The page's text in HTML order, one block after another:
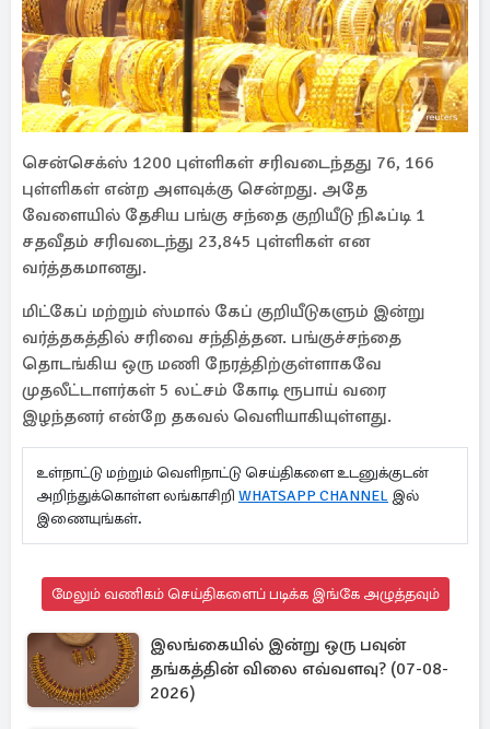
சென்செக்ஸ் 1200 புள்ளிகள் சரிவடைந்தது 76, 166
புள்ளிகள் என்ற அளவுக்கு சென்றது. அதே
வேளையில் தேசிய பங்கு சந்தை குறியீடு நிஃப்டி 1
சதவீதம் சரிவடைந்து 23,845 புள்ளிகள் என
வர்த்தகமானது.
மிட்கேப் மற்றும் ஸ்மால் கேப் குறியீடுகளும் இன்று
வர்த்தகத்தில் சரிவை சந்தித்தன. பங்குச்சந்தை
தொடங்கிய ஒரு மணி நேரத்திற்குள்ளாகவே
முதலீட்டாளர்கள் 5 லட்சம் கோடி ரூபாய் வரை
இழந்தனர் என்றே தகவல் வெளியாகியுள்ளது.
உள்நாட்டு மற்றும் வெளிநாட்டு செய்திகளை உடனுக்குடன்
அறிந்துக்கொள்ள லங்காசிறி WHATSAPP CHANNEL இல்
இணையுங்கள்.
மேலும் வணிகம் செய்திகளைப் படிக்க இங்கே அழுத்தவும்
இலங்கையில் இன்று ஒரு பவுன்
தங்கத்தின் விலை எவ்வளவு? (07-08-
2026)